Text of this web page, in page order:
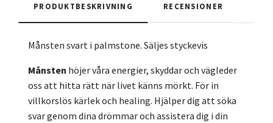
PRODUKTBESKRIVNING RECENSIONER
Månsten svart i palmstone. Säljes styckevis
Månsten höjer våra energier, skyddar och vägleder
oss att hitta rätt när livet känns mörkt. För in
villkorslös kärlek och healing. Hjälper dig att söka
svar genom dina drömmar och assistera dig i din